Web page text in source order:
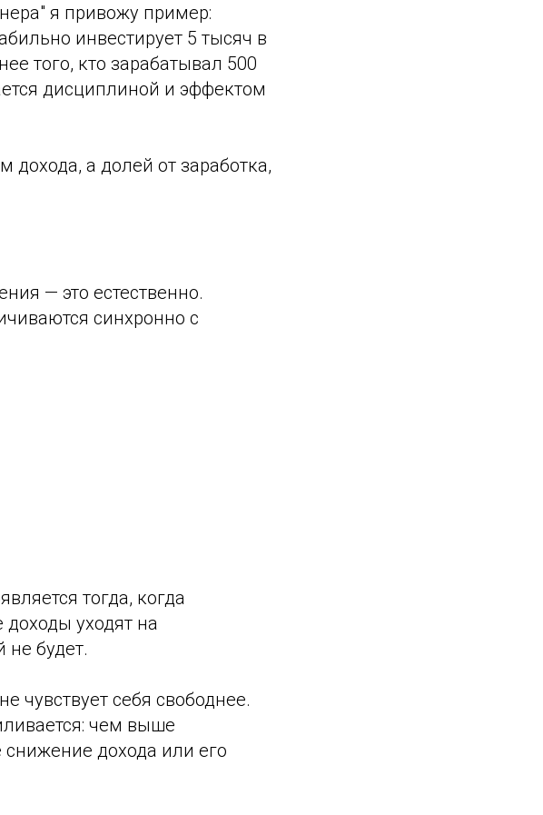
я привожу пример:
инвестирует 5 тысяч в
того, кто зарабатывал 500
дисциплиной и эффектом
дохода, а долей от заработка,
— это естественно.
синхронно с
тогда, когда
доходы уходят на
будет.
чувствует себя свободнее.
чем выше
дохода или его